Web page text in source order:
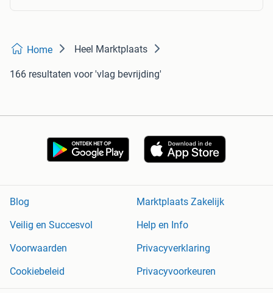
Home Heel Marktplaats
166 resultaten voor 'vlag bevrijding'
Blog
Marktplaats Zakelijk
Veilig en Succesvol
Help en Info
Voorwaarden
Privacyverklaring
Cookiebeleid
Privacyvoorkeuren